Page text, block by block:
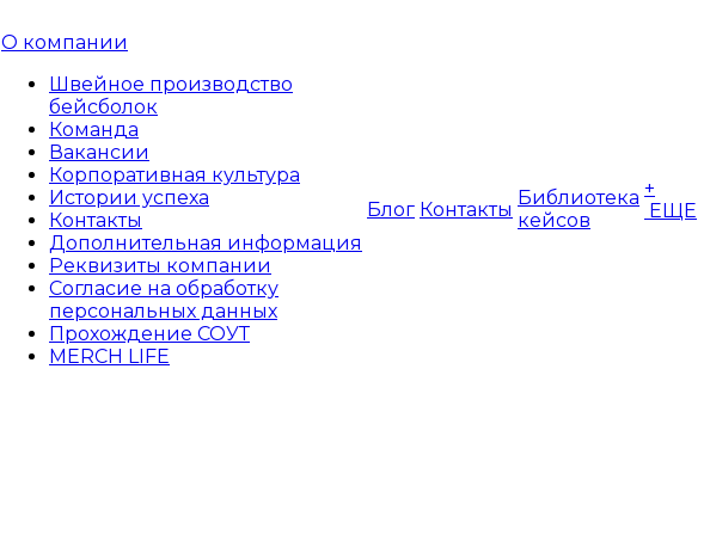
О компании
Швейное производство
бейсболок
Команда
Вакансии
Корпоративная культура
Истории успеха
Контакты
Дополнительная информация
Реквизиты компании
Согласие на обработку
персональных данных
Прохождение СОУТ
MERCH LIFE
Блог Контакты
Библиотека
кейсов
+
ЕЩЕ